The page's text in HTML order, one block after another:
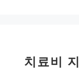
치료비